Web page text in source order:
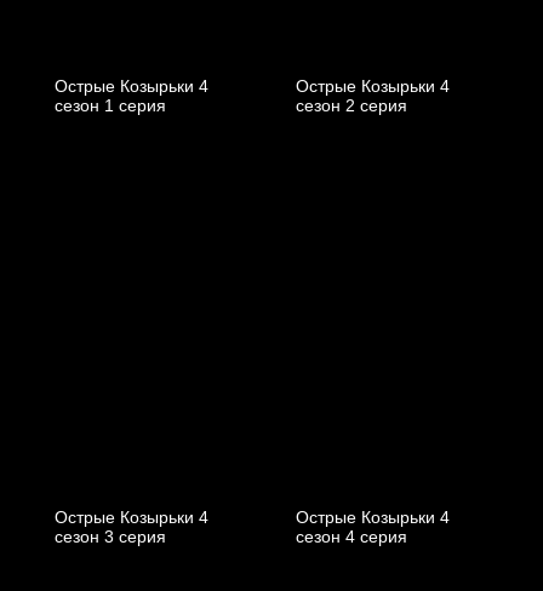
Острые Козырьки 4
cезон 1 cерия
Острые Козырьки 4
cезон 2 cерия
Острые Козырьки 4
cезон 3 cерия
Острые Козырьки 4
cезон 4 cерия